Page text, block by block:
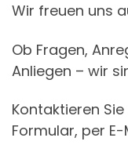
Wir freuen uns
Ob Fragen,
Anliegen – wir
Kontaktieren
Formular, per